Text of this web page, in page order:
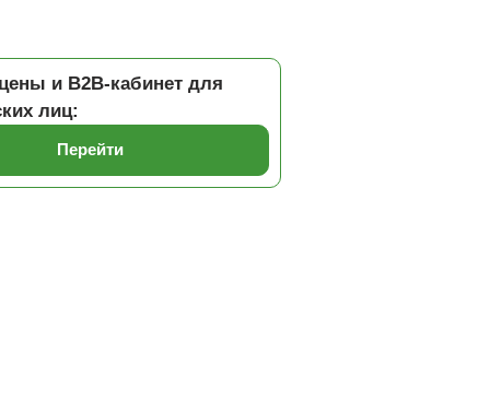
и B2B-кабинет для
лиц:
Перейти